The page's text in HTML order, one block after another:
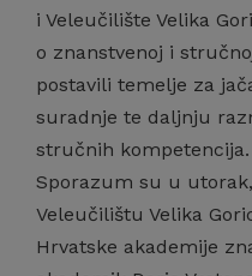
i Veleučilište Velika
o znanstvenoj i
postavili temelje za
suradnje te daljnju
stručnih kompetencija.
Sporazum su u
Veleučilištu Velika
Hrvatske akademije